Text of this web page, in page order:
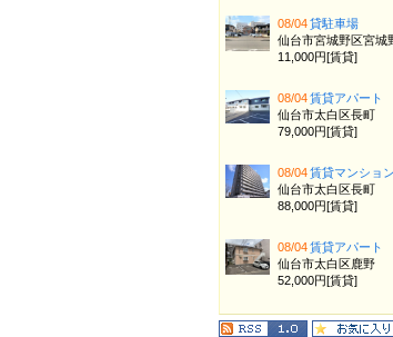
08/04貸駐車場
仙台市宮城野区宮城
11,000円[賃貸]
08/04賃貸アパート
仙台市太白区長町
79,000円[賃貸]
08/04賃貸マンション
仙台市太白区長町
88,000円[賃貸]
08/04賃貸アパート
仙台市太白区鹿野
52,000円[賃貸]